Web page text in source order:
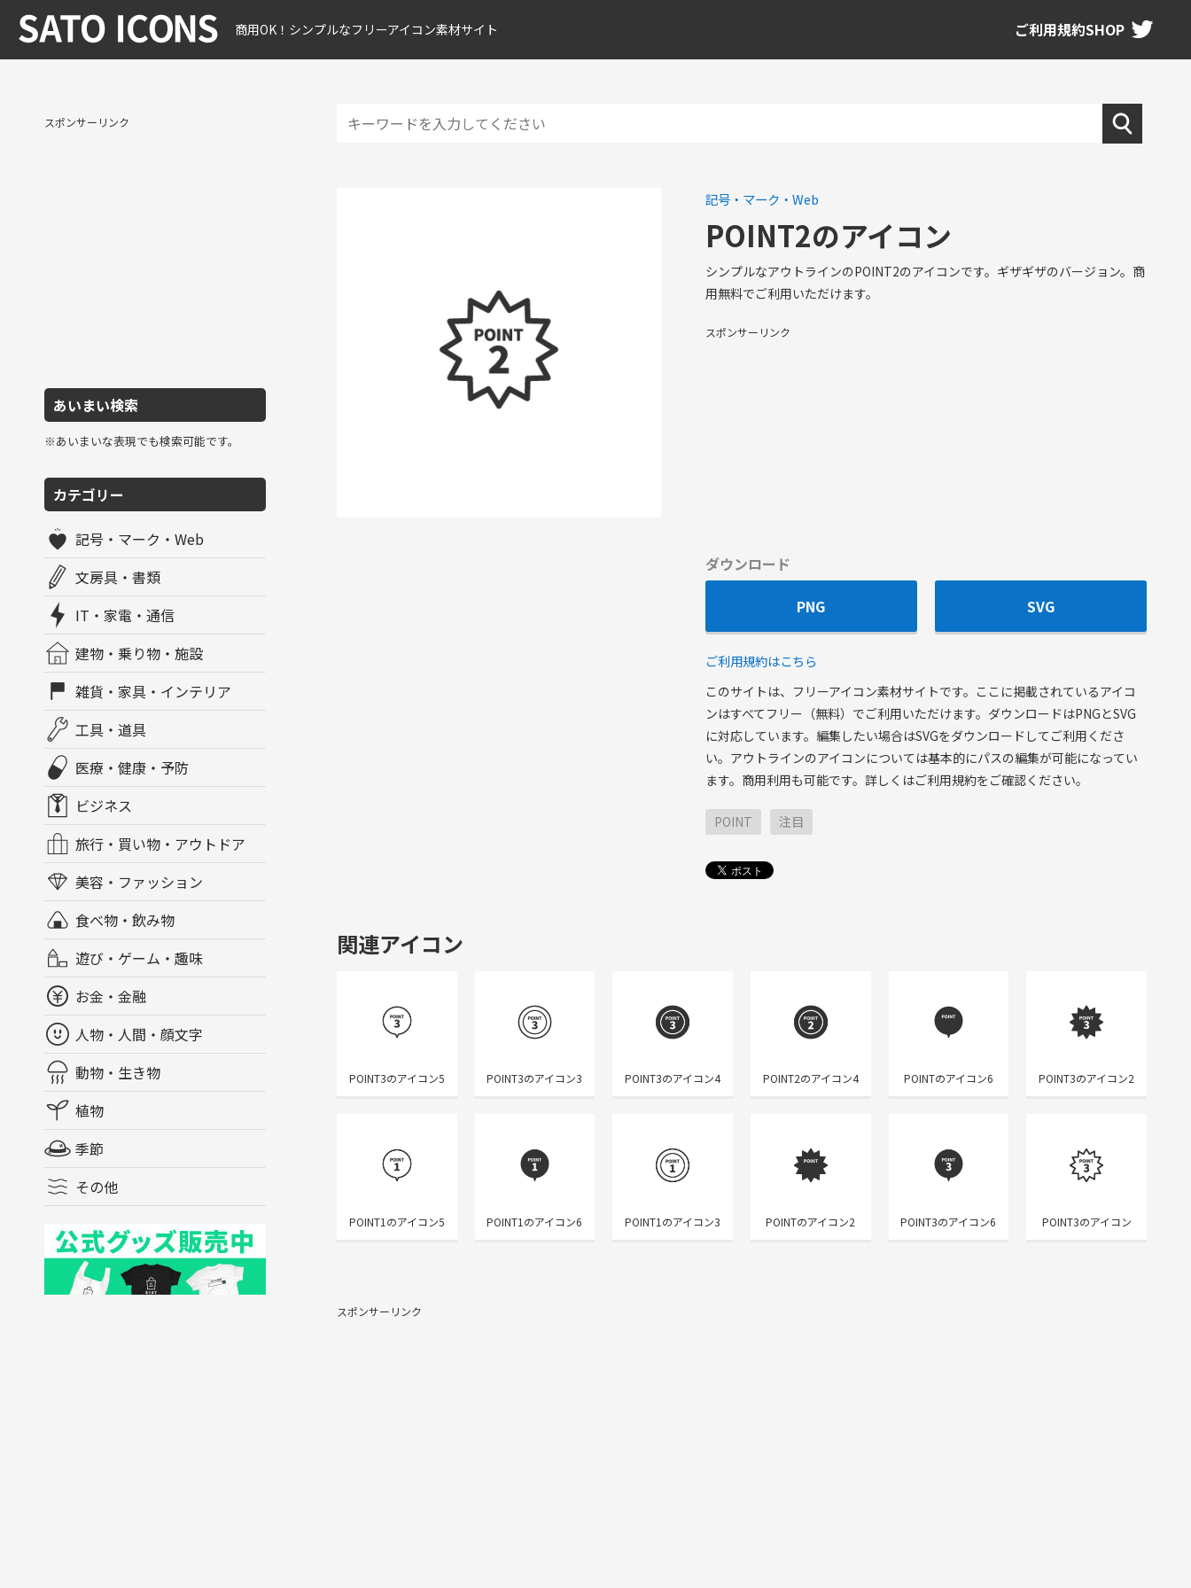
商用OK！シンプルなフリーアイコン素材サイト ご利用規約SHOP
スポンサーリンク
あいまい検索
※あいまいな表現でも検索可能です。
カテゴリー
記号・マーク・Web
文房具・書類
IT・家電・通信
建物・乗り物・施設
雑貨・家具・インテリア
工具・道具
医療・健康・予防
ビジネス
旅行・買い物・アウトドア
美容・ファッション
食べ物・飲み物
遊び・ゲーム・趣味
お金・金融
人物・人間・顔文字
動物・生き物
植物
季節
その他
記号・マーク・Web
POINT2のアイコン
シンプルなアウトラインのPOINT2のアイコンです。ギザギザのバージョン。商
用無料でご利用いただけます。
スポンサーリンク
ダウンロード
PNG
SVG
ご利用規約はこちら
このサイトは、フリーアイコン素材サイトです。ここに掲載されているアイコ
ンはすべてフリー（無料）でご利用いただけます。ダウンロードはPNGとSVG
に対応しています。編集したい場合はSVGをダウンロードしてご利用くださ
い。アウトラインのアイコンについては基本的にパスの編集が可能になってい
ます。商用利用も可能です。詳しくはご利用規約をご確認ください。
POINT 注目
関連アイコン
POINT3のアイコン5 POINT3のアイコン3 POINT3のアイコン4 POINT2のアイコン4 POINTのアイコン6 POINT3のアイコン2
POINT1のアイコン5 POINT1のアイコン6 POINT1のアイコン3 POINTのアイコン2 POINT3のアイコン6 POINT3のアイコン
スポンサーリンク